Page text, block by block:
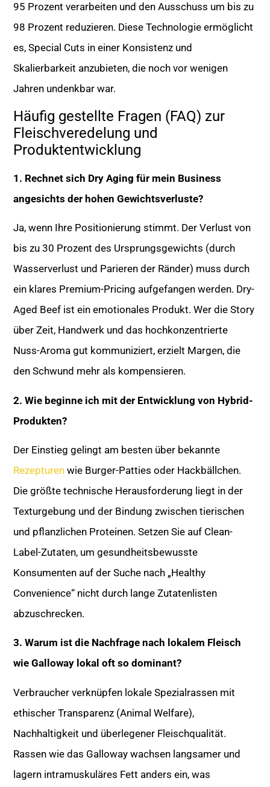
95 Prozent verarbeiten und den Ausschuss um bis zu
98 Prozent reduzieren. Diese Technologie ermöglicht
es, Special Cuts in einer Konsistenz und
Skalierbarkeit anzubieten, die noch vor wenigen
Jahren undenkbar war.
Häufig gestellte Fragen (FAQ) zur
Fleischveredelung und
Produktentwicklung
1. Rechnet sich Dry Aging für mein Business
angesichts der hohen Gewichtsverluste?
Ja, wenn Ihre Positionierung stimmt. Der Verlust von
bis zu 30 Prozent des Ursprungsgewichts (durch
Wasserverlust und Parieren der Ränder) muss durch
ein klares Premium-Pricing aufgefangen werden. Dry-
Aged Beef ist ein emotionales Produkt. Wer die Story
über Zeit, Handwerk und das hochkonzentrierte
Nuss-Aroma gut kommuniziert, erzielt Margen, die
den Schwund mehr als kompensieren.
2. Wie beginne ich mit der Entwicklung von Hybrid-
Produkten?
Der Einstieg gelingt am besten über bekannte
Rezepturen wie Burger-Patties oder Hackbällchen.
Die größte technische Herausforderung liegt in der
Texturgebung und der Bindung zwischen tierischen
und pflanzlichen Proteinen. Setzen Sie auf Clean-
Label-Zutaten, um gesundheitsbewusste
Konsumenten auf der Suche nach „Healthy
Convenience“ nicht durch lange Zutatenlisten
abzuschrecken.
3. Warum ist die Nachfrage nach lokalem Fleisch
wie Galloway lokal oft so dominant?
Verbraucher verknüpfen lokale Spezialrassen mit
ethischer Transparenz (Animal Welfare),
Nachhaltigkeit und überlegener Fleischqualität.
Rassen wie das Galloway wachsen langsamer und
lagern intramuskuläres Fett anders ein, was